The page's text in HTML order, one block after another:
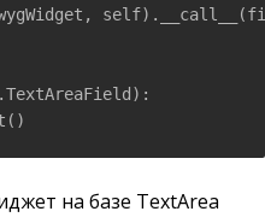
на базе TextArea